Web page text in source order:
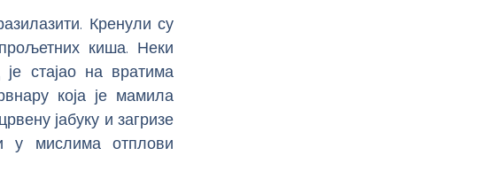
Кренули су
киша. Неки
стајао на вратима
која је мамила
јабуку и загризе
у мислима отплови